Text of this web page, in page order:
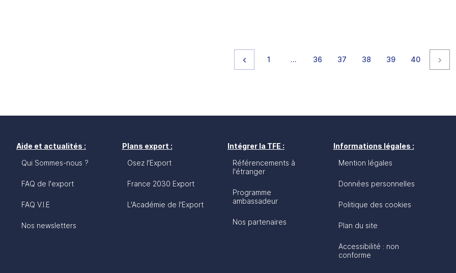
Page précédente
page
1 … page
36 page
37 page
38 page
39 page
40
Aide et actualités :
Qui Sommes-nous ?
FAQ de l'export
FAQ V.I.E
Nos newsletters
Plans export :
Osez l'Export
France 2030 Export
L'Académie de l'Export
Intégrer la TFE :
Référencements à
l'étranger
Programme
ambassadeur
Nos partenaires
Informations légales :
Mention légales
Données personnelles
Politique des cookies
Plan du site
Accessibilité : non
conforme